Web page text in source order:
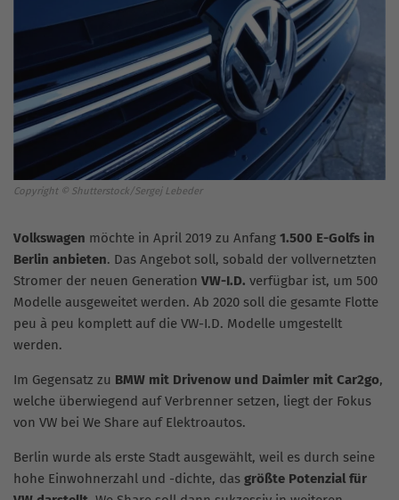
Copyright © Shutterstock/Sergej Lebeder
Volkswagen möchte in April 2019 zu Anfang 1.500 E-Golfs in
Berlin anbieten. Das Angebot soll, sobald der vollvernetzten
Stromer der neuen Generation VW-I.D. verfügbar ist, um 500
Modelle ausgeweitet werden. Ab 2020 soll die gesamte Flotte
peu à peu komplett auf die VW-I.D. Modelle umgestellt
werden.
Im Gegensatz zu BMW mit Drivenow und Daimler mit Car2go,
welche überwiegend auf Verbrenner setzen, liegt der Fokus
von VW bei We Share auf Elektroautos.
Berlin wurde als erste Stadt ausgewählt, weil es durch seine
hohe Einwohnerzahl und -dichte, das größte Potenzial für